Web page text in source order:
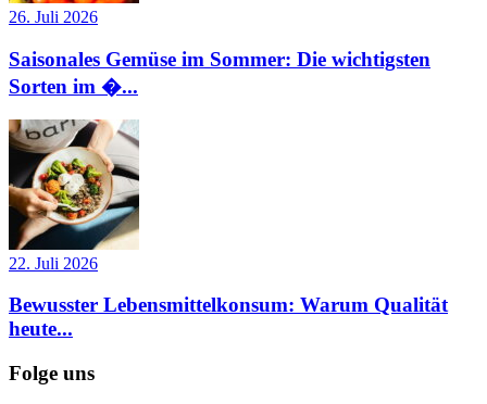
26. Juli 2026
Saisonales Gemüse im Sommer: Die wichtigsten
Sorten im �...
22. Juli 2026
Bewusster Lebensmittelkonsum: Warum Qualität
heute...
Folge uns